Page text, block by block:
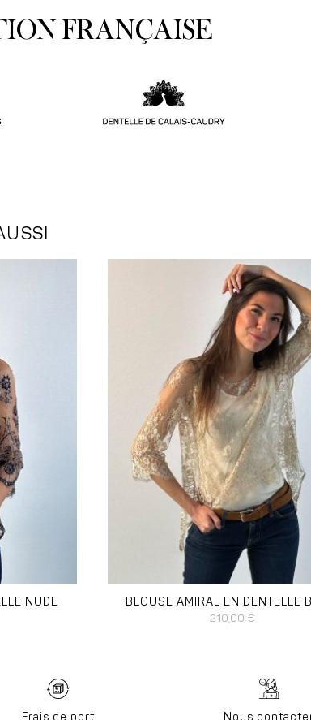
FRANÇAISE
NUDE
DISPONIBLE EN :
42
BLOUSE AMIRAL EN DENTELLE
210,00 €